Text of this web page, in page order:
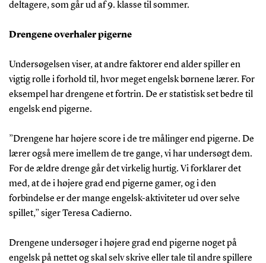
deltagere, som går ud af 9. klasse til sommer.
Drengene overhaler pigerne
Undersøgelsen viser, at andre faktorer end alder spiller en
vigtig rolle i forhold til, hvor meget engelsk børnene lærer. For
eksempel har drengene et fortrin. De er statistisk set bedre til
engelsk end pigerne.
”Drengene har højere score i de tre målinger end pigerne. De
lærer også mere imellem de tre gange, vi har undersøgt dem.
For de ældre drenge går det virkelig hurtig. Vi forklarer det
med, at de i højere grad end pigerne gamer, og i den
forbindelse er der mange engelsk-aktiviteter ud over selve
spillet,” siger Teresa Cadierno.
Drengene undersøger i højere grad end pigerne noget på
engelsk på nettet og skal selv skrive eller tale til andre spillere